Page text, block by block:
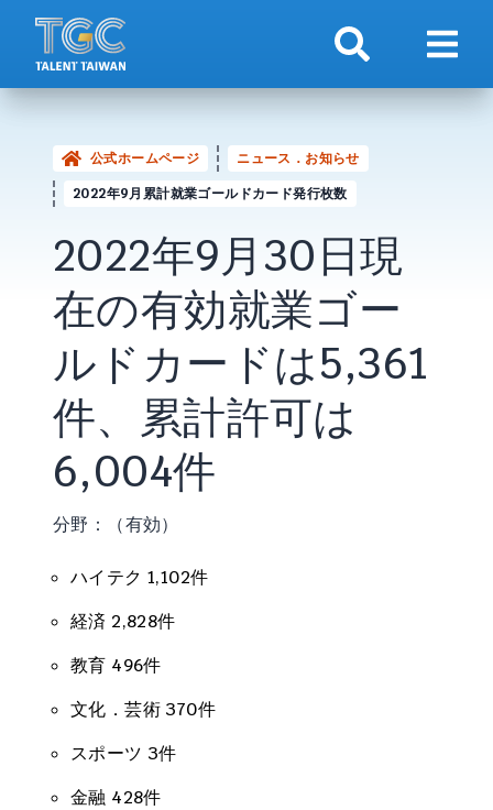
検索 ナビ
公式ホームページ
ニュース．お知らせ
2022年9月累計就業ゴールドカード発行枚数
2022年9月30日現
在の有効就業ゴー
ルドカードは5,361
件、累計許可は
6,004件
分野：（有効）
ハイテク 1,102件
経済 2,828件
教育 496件
文化．芸術 370件
スポーツ 3件
金融 428件